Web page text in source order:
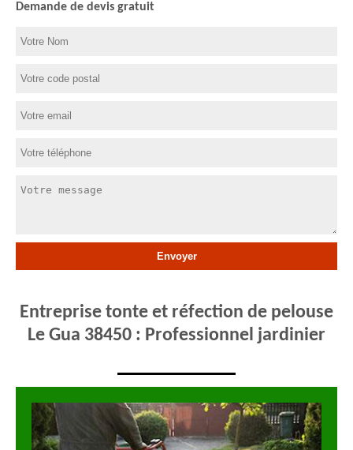
Demande de devis gratuit
Entreprise tonte et réfection de pelouse
Le Gua 38450 : Professionnel jardinier